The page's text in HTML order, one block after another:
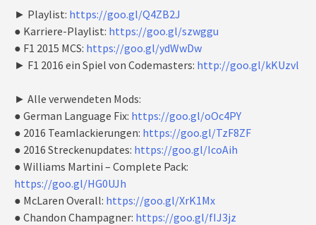
► Playlist: https://goo.gl/Q4ZB2J
● Karriere-Playlist: https://goo.gl/szwggu
● F1 2015 MCS: https://goo.gl/ydWwDw
► F1 2016 ein Spiel von Codemasters: http://goo.gl/kKUzvl
► Alle verwendeten Mods:
● German Language Fix: https://goo.gl/oOc4PY
● 2016 Teamlackierungen: https://goo.gl/TzF8ZF
● 2016 Streckenupdates: https://goo.gl/IcoAih
● Williams Martini – Complete Pack:
https://goo.gl/HG0UJh
● McLaren Overall: https://goo.gl/XrK1Mx
● Chandon Champagner: https://goo.gl/fIJ3jz